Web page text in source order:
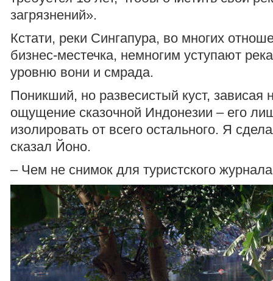
загрязнений».
Кстати, реки Сингапура, во многих
бизнес-местечка, немногим уступают
уровню вони и смрада.
Поникший, но развесистый куст, зависая
ощущение сказочной Индонезии – его
изолировать от всего остального. Я
сказал Йоно.
– Чем не снимок для туристского